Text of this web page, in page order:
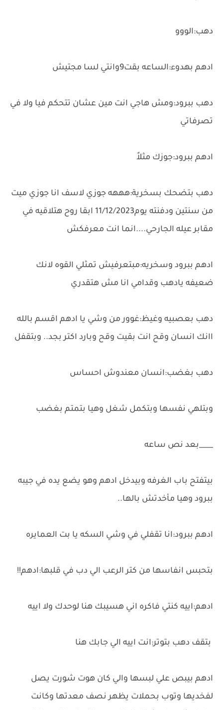
دهب:الووو
ادهم بهدوء:الساعه بقت9وانتي لسا مجتيش
دهب ببرود:ومش هاجي انت مين عشان تتحكم فيا ولا في
تصرفاتي
ادهم ببرود:جوزك مثلاً
دهب بتضحك بسخرية:هههه جوزي لاسف انا جوزي ميت
من سنتين ودفنته يوم11/12/2023 ابقا روح هتلاقيه في
مقابر عيله الجارحي....انما انت معرفكش
ادهم ببرود وسخريه:مبتعرفيش تمثلي القوه لانك
ضعيفه يادهب وقدامي انا مش هتقدري
دهب بعصبيه وغيظ:غوور من وشي يا ادهم اقسم بالله
اانك انسان وقح انت بقيت وقح وبارد اكتر بجد.. وبتقفل
دهب بغضب:انسان معندوش احساس
وبتلهي نفسها وبتكمل شغل وهيا بتمتم بغضب
____بعد نص ساعه
بيتفتح باب الغرفه وبيدخل ادهم وهو يضع يده في جيبه
ببرود وهيا مأخدتش بالها..
ادهم ببرود:انا تقفلي في وشي السكه يا بت العمايره
بتحبس انفاسها من كتر الرعب الي دب في قلبها:ادهم!!
ادهم:اييه كنتي فاكره اني هسيبك هنا لوحدك ولا اييه
بتقف دهب بتوتر:انت اييه الي جابك هنا
ادهم بيبص علي لبسها والي كان هوت شورت يصل
لفخديها وتوب بحملات يظهر نصف معدتها وكانت